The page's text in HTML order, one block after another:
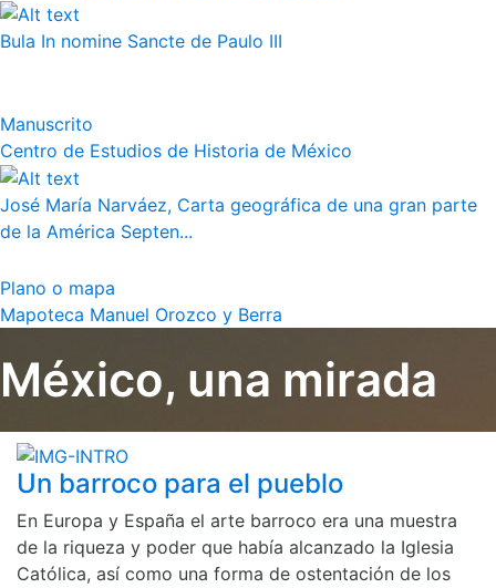
Bula In nomine Sancte de Paulo III
Manuscrito
Centro de Estudios de Historia de México
José María Narváez, Carta geográfica de una gran parte
de la América Septen...
Plano o mapa
Mapoteca Manuel Orozco y Berra
México, una mirada
Un barroco para el pueblo
En Europa y España el arte barroco era una muestra
de la riqueza y poder que había alcanzado la Iglesia
Católica, así como una forma de ostentación de los